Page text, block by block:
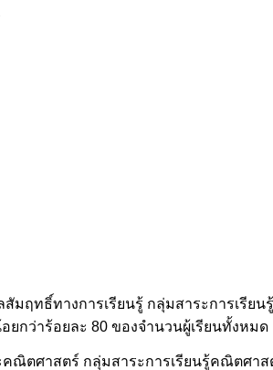
ฤทธิ์ทางการเรียนรู้ กลุ่มสาระการเรีย
กว่าร้อยละ 80 ของจำนวนผู้เรียนทั้งหมด
ณิตศาสตร์ กลุ่มสาระการเรียนรู้คณิตศาส